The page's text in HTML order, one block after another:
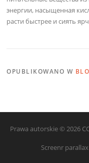
энергии, насыщенная
расти быстрее и сиять
OPUBLIKOWANO W
Prawa autorskie © 2026
Screenr